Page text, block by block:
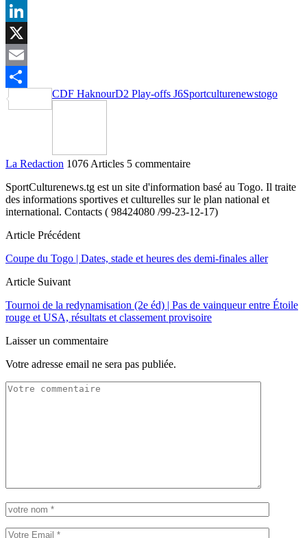
Facebook
LinkedIn
X
Email
Partager
CDF HaknourD2 Play-offs J6Sportculturenewstogo
La Redaction 1076 Articles 5 commentaire
SportCulturenews.tg est un site d'information basé au Togo. Il traite
des informations sportives et culturelles sur le plan national et
international. Contacts ( 98424080 /99-23-12-17)
Article Précédent
Coupe du Togo | Dates, stade et heures des demi-finales aller
Article Suivant
Tournoi de la redynamisation (2e éd) | Pas de vainqueur entre Étoile
rouge et USA, résultats et classement provisoire
Laisser un commentaire
Votre adresse email ne sera pas publiée.